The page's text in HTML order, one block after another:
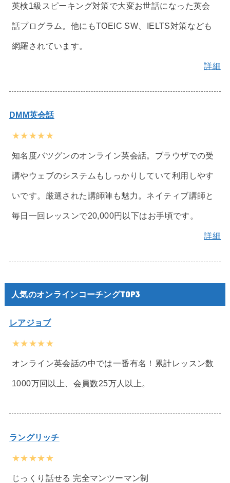
英検1級スピーキング対策で大変お世話になった英会
話プログラム。他にもTOEIC SW、IELTS対策なども
網羅されています。
詳細
DMM英会話
★★★★★
知名度バツグンのオンライン英会話。ブラウザでの受
講やウェブのシステムもしっかりしていて利用しやす
いです。厳選された講師陣も魅力。ネイティブ講師と
毎日一回レッスンで20,000円以下はお手頃です。
詳細
人気のオンラインコーチングTOP3
レアジョブ
★★★★★
オンライン英会話の中では一番有名！累計レッスン数
1000万回以上、会員数25万人以上。
ラングリッチ
★★★★★
じっくり話せる 完全マンツーマン制